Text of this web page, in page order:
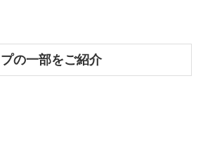
の一部をご紹介